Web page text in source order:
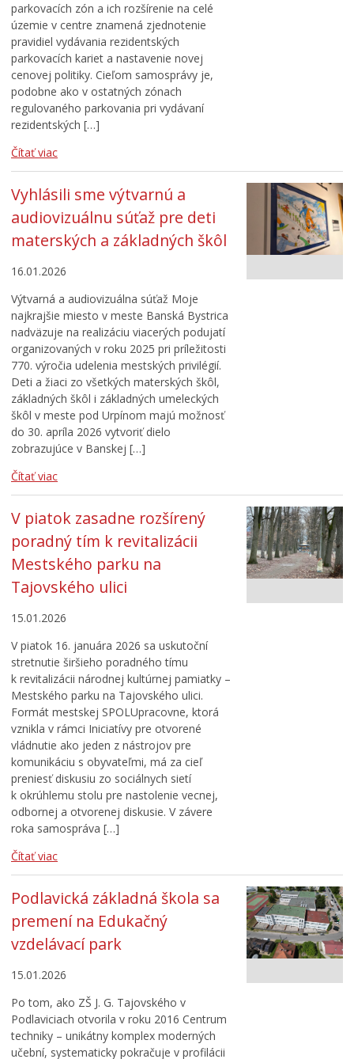
parkovacích zón a ich rozšírenie na celé
územie v centre znamená zjednotenie
pravidiel vydávania rezidentských
parkovacích kariet a nastavenie novej
cenovej politiky. Cieľom samosprávy je,
podobne ako v ostatných zónach
regulovaného parkovania pri vydávaní
rezidentských […]
Čítať viac
Vyhlásili sme výtvarnú a
audiovizuálnu súťaž pre deti
materských a základných škôl
16.01.2026
Výtvarná a audiovizuálna súťaž Moje
najkrajšie miesto v meste Banská Bystrica
nadväzuje na realizáciu viacerých podujatí
organizovaných v roku 2025 pri príležitosti
770. výročia udelenia mestských privilégií.
Deti a žiaci zo všetkých materských škôl,
základných škôl i základných umeleckých
škôl v meste pod Urpínom majú možnosť
do 30. apríla 2026 vytvoriť dielo
zobrazujúce v Banskej […]
Čítať viac
V piatok zasadne rozšírený
poradný tím k revitalizácii
Mestského parku na
Tajovského ulici
15.01.2026
V piatok 16. januára 2026 sa uskutoční
stretnutie širšieho poradného tímu
k revitalizácii národnej kultúrnej pamiatky –
Mestského parku na Tajovského ulici.
Formát mestskej SPOLUpracovne, ktorá
vznikla v rámci Iniciatívy pre otvorené
vládnutie ako jeden z nástrojov pre
komunikáciu s obyvateľmi, má za cieľ
preniesť diskusiu zo sociálnych sietí
k okrúhlemu stolu pre nastolenie vecnej,
odbornej a otvorenej diskusie. V závere
roka samospráva […]
Čítať viac
Podlavická základná škola sa
premení na Edukačný
vzdelávací park
15.01.2026
Po tom, ako ZŠ J. G. Tajovského v
Podlaviciach otvorila v roku 2016 Centrum
techniky – unikátny komplex moderných
učební, systematicky pokračuje v profilácii